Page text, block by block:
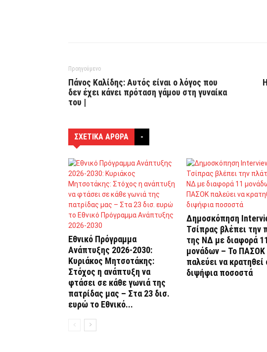
Προηγούμενο
Πάνος Καλίδης: Αυτός είναι ο λόγος που
δεν έχει κάνει πρόταση γάμου στη γυναίκα
του |
ΣΧΕΤΙΚΑ ΑΡΘΡΑ -
Εθνικό Πρόγραμμα
Ανάπτυξης 2026-2030:
Κυριάκος Μητσοτάκης:
Στόχος η ανάπτυξη να
φτάσει σε κάθε γωνιά της
πατρίδας μας – Στα 23 δισ.
ευρώ το Εθνικό...
Δημοσκόπηση
Τσίπρας βλέπει την
της ΝΔ με διαφορά 11
μονάδων – Το ΠΑΣΟΚ
παλεύει να κρατηθεί
διψήφια ποσοστά